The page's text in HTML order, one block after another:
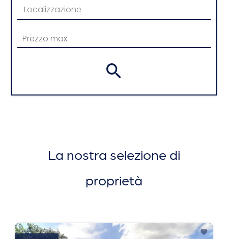
Localizzazione
La nostra selezione di
proprietà